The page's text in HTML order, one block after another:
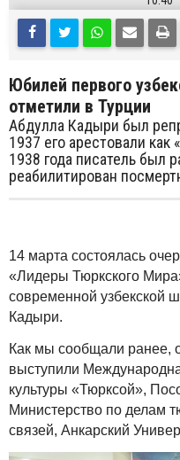
Юбилей первого
отметили в Турции
Абдулла Кадыри был
1937 его арестовали как
1938 года писатель был
реабилитирован
14 марта состоялась
«Лидеры Тюркского
современной узбекской
Кадыри.
Как мы сообщали ранее,
выступили
культуры «Тюрксой»,
Министерство по делам
связей, Анкарский